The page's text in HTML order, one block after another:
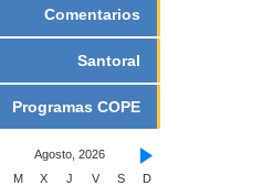
Comentarios
Santoral
Programas COPE
Agosto, 2026
M X J V S D